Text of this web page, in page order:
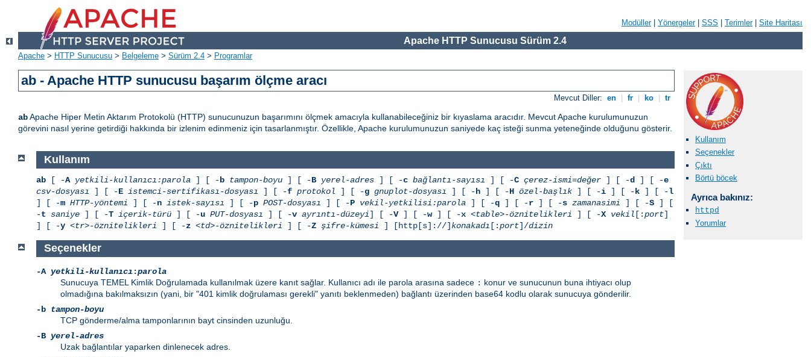
Modüller| Yönergeler| SSS Terimler| Site Haritası
Apache HTTP Sunucusu Sürüm 2.4
Apache > HTTP Sunucusu > Belgeleme > Sürüm 2.4 > Programlar
ab - Apache HTTP sunucusu başarım ölçme aracı
Mevcut Diller: en fr ko tr
abApache Hiper Metin Aktarım Protokolü (HTTP) sunucunuzun başarımını ölçmek amacıyla kullanabileceğiniz bir kıyaslama aracıdır. Mevcut Apache kurulumunuzun
görevini nasıl yerine getirdiği hakkında bir izlenim edinmeniz için tasarlanmıştır. Özellikle, Apache kurulumunuzun saniyede kaç isteği sunma yeteneğinde olduğunu gösterir.
Kullanım
Seçenekler
Çıktı
Börtü böcek
Ayrıca bakınız:
httpd
Yorumlar
Kullanım
ab [ -A yetkili-kullanıcı:parola ] [ -b tampon-boyu ] [ -B yerel-adres ] [ -c bağlantı-sayısı ] [ -C çerez-ismi=değer ] [ -d ] [ -e
csv-dosyası ] [ -E istemci-sertifikası-dosyası ] [ -f protokol ] [ -g gnuplot-dosyası ] [ -h ] [ -H özel-başlık ] [ -i ] [ - k ] [ -l
] [ -m HTTP-yöntemi ] [ -n istek-sayısı ] [ -p POST-dosyası ] [ -P vekil-yetkilisi:parola ] [ -q ] [ -r ] [ -s zamanasimi ] [ -S ] [
-t saniye ] [ -T içerik-türü ] [ -u PUT-dosyası ] [ -v ayrıntı-düzeyi] [ -V] [ -w] [ -x <table>-öznitelikleri ] [ -X vekil [:port]
] [ -y <tr>-öznitelikleri ] [ -z <td>-öznitelikleri ] [ -Z şifre-kümesi ] [http[s]://] konakadı [:port]/dizin
Seçenekler
-A yetkili-kullanıcı:parola
Sunucuya TEMEL Kimlik Doğrulamada kullanılmak üzere kanıt sağlar. Kullanıcı adı ile parola arasına sadece : konur ve sunucunun buna ihtiyacı olup
olmadığına bakılmaksızın (yani, bir "401 kimlik doğrulaması gerekli" yanıtı beklenmeden) bağlantı üzerinden base64 kodlu olarak sunucuya gönderilir.
-b tampon-boyu
TCP gönderme/alma tamponlarının bayt cinsinden uzunluğu.
-B yerel-adres
Uzak bağlantılar yaparken dinlenecek adres.